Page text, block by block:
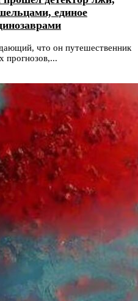
единое
что он путешественник
прогнозов,...